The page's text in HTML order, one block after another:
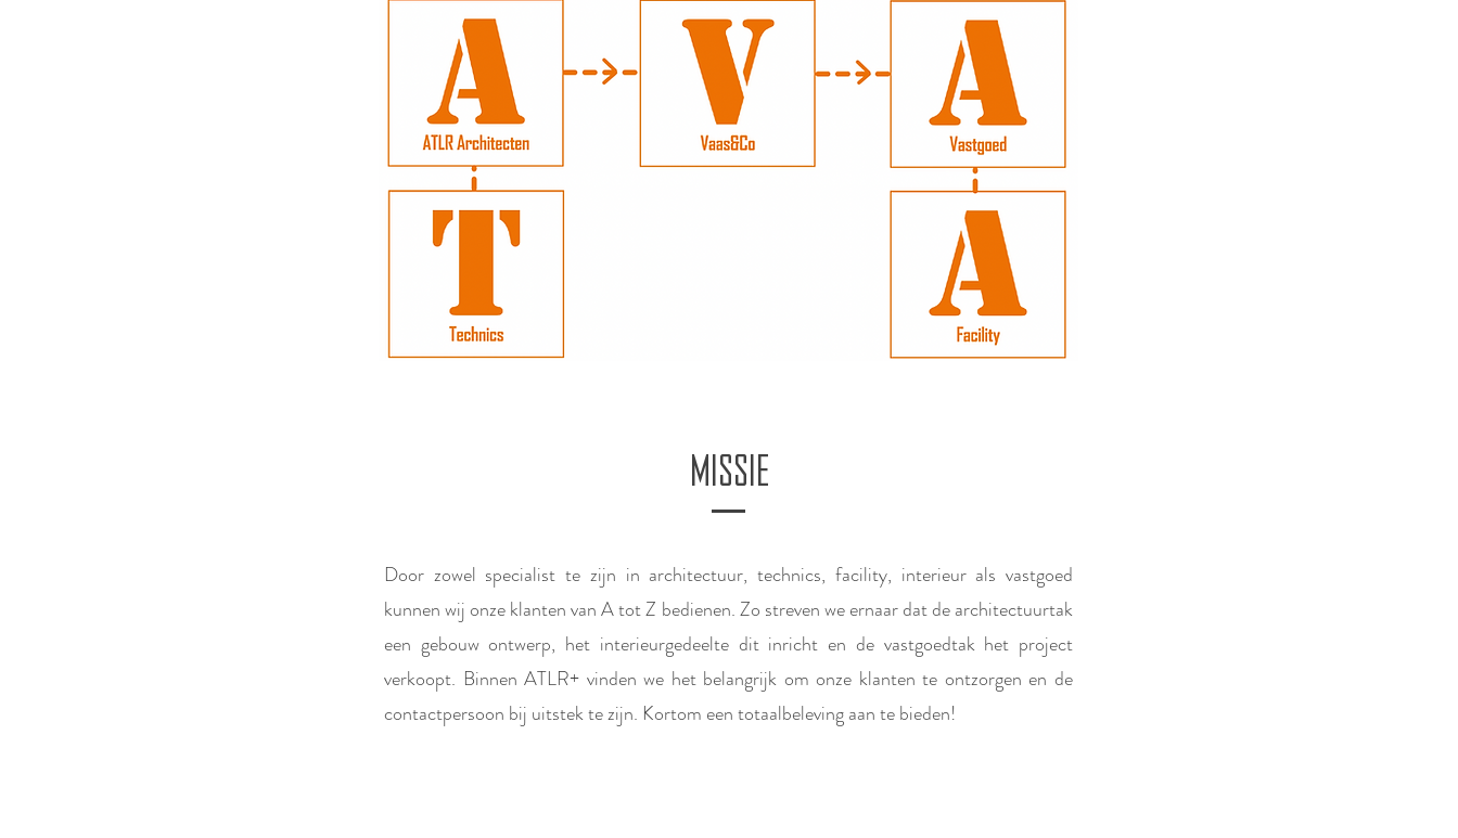
MISSIE
Door zowel specialist te zijn in architectuur, technics, facility, interieur als vastgoed
kunnen wij onze klanten van A tot Z bedienen. Zo streven we ernaar dat de architectuurtak
een gebouw ontwerp, het interieurgedeelte dit inricht en de vastgoedtak het project
verkoopt. Binnen ATLR+ vinden we het belangrijk om onze klanten te ontzorgen en de
contactpersoon bij uitstek te zijn. Kortom een totaalbeleving aan te bieden!